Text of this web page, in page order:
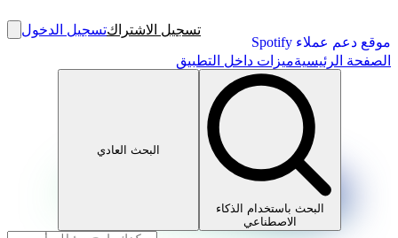
موقع دعم عملاء Spotify
تسجيل الاشتراكتسجيل الدخول
الصفحة الرئيسيةميزات داخل التطبيق
البحث باستخدام الذكاء
الاصطناعي
البحث العادي